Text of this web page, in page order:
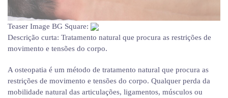
Teaser Image BG Square:
Descrição curta: Tratamento natural que procura as restrições de
movimento e tensões do corpo.
A osteopatia é um método de tratamento natural que procura as
restrições de movimento e tensões do corpo. Qualquer perda da
mobilidade natural das articulações, ligamentos, músculos ou